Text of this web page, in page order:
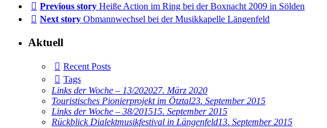
Previous story Heiße Action im Ring bei der Boxnacht 2009 in Sölden
Next story Obmannwechsel bei der Musikkapelle Längenfeld
Aktuell
Recent Posts
Tags
Links der Woche – 13/202027. März 2020
Touristisches Pionierprojekt im Ötztal23. September 2015
Links der Woche – 38/201515. September 2015
Rückblick Dialektmusikfestival in Längenfeld13. September 2015